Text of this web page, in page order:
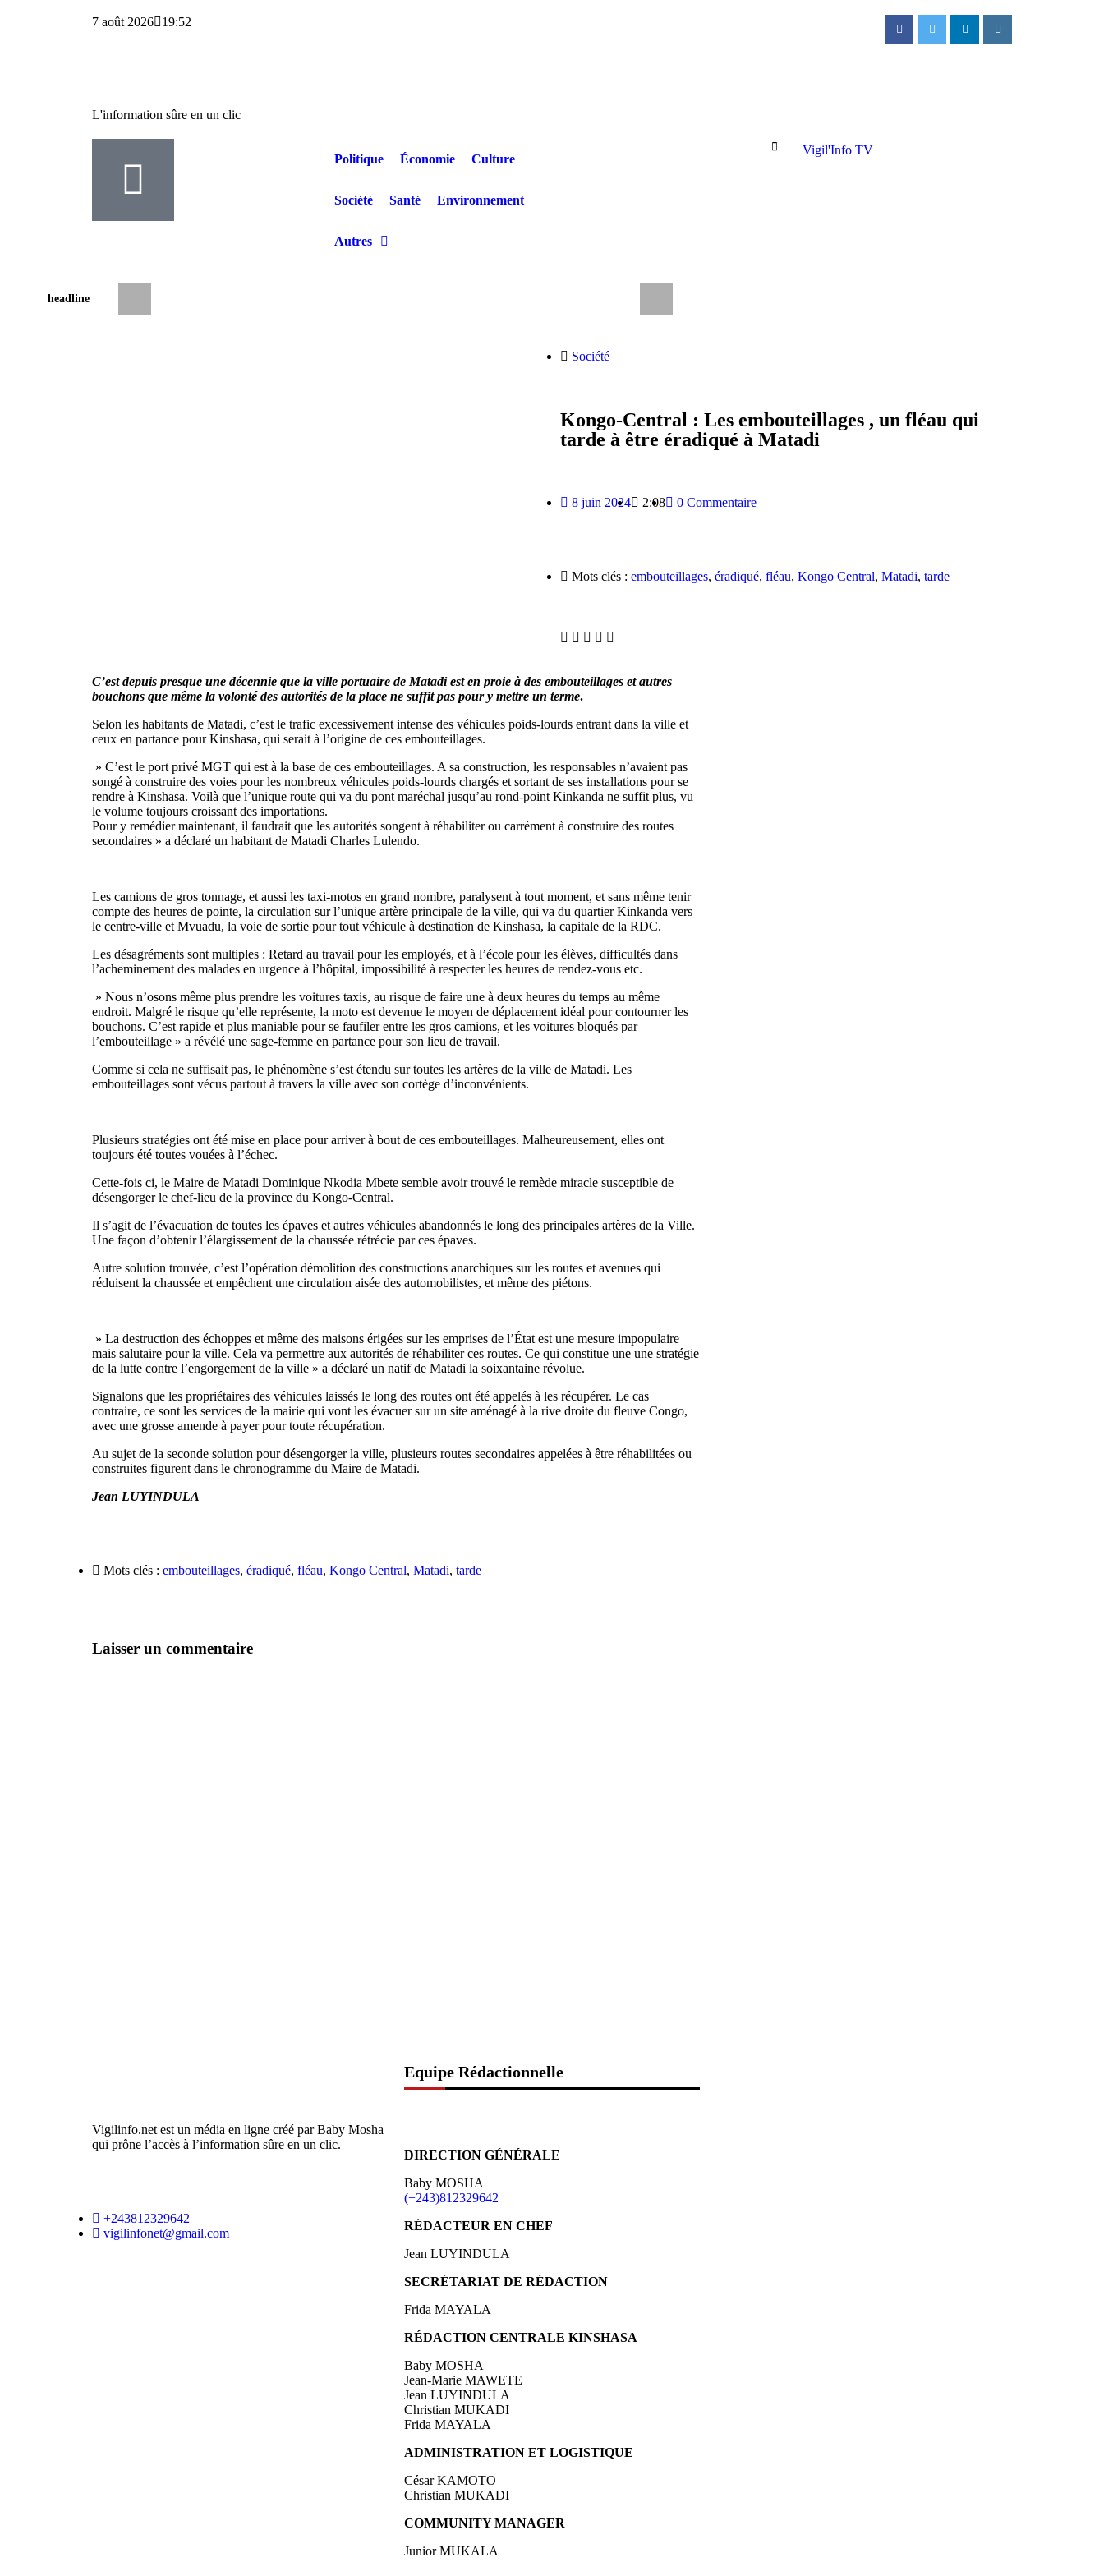
7 août 2026 19:52
L'information sûre en un clic
Politique Économie Culture
Société Santé Environnement
Autres
Vigil'Info TV
headline
Société
Kongo-Central : Les embouteillages , un fléau qui
tarde à être éradiqué à Matadi
8 juin 2024 2:08 0 Commentaire
Mots clés : embouteillages, éradiqué, fléau, Kongo Central, Matadi, tarde
C’est depuis presque une décennie que la ville portuaire de Matadi est en proie à des embouteillages et autres
bouchons que même la volonté des autorités de la place ne suffit pas pour y mettre un terme.
Selon les habitants de Matadi, c’est le trafic excessivement intense des véhicules poids-lourds entrant dans la ville et
ceux en partance pour Kinshasa, qui serait à l’origine de ces embouteillages.
» C’est le port privé MGT qui est à la base de ces embouteillages. A sa construction, les responsables n’avaient pas
songé à construire des voies pour les nombreux véhicules poids-lourds chargés et sortant de ses installations pour se
rendre à Kinshasa. Voilà que l’unique route qui va du pont maréchal jusqu’au rond-point Kinkanda ne suffit plus, vu
le volume toujours croissant des importations.
Pour y remédier maintenant, il faudrait que les autorités songent à réhabiliter ou carrément à construire des routes
secondaires » a déclaré un habitant de Matadi Charles Lulendo.
Les camions de gros tonnage, et aussi les taxi-motos en grand nombre, paralysent à tout moment, et sans même tenir
compte des heures de pointe, la circulation sur l’unique artère principale de la ville, qui va du quartier Kinkanda vers
le centre-ville et Mvuadu, la voie de sortie pour tout véhicule à destination de Kinshasa, la capitale de la RDC.
Les désagréments sont multiples : Retard au travail pour les employés, et à l’école pour les élèves, difficultés dans
l’acheminement des malades en urgence à l’hôpital, impossibilité à respecter les heures de rendez-vous etc.
» Nous n’osons même plus prendre les voitures taxis, au risque de faire une à deux heures du temps au même
endroit. Malgré le risque qu’elle représente, la moto est devenue le moyen de déplacement idéal pour contourner les
bouchons. C’est rapide et plus maniable pour se faufiler entre les gros camions, et les voitures bloqués par
l’embouteillage » a révélé une sage-femme en partance pour son lieu de travail.
Comme si cela ne suffisait pas, le phénomène s’est étendu sur toutes les artères de la ville de Matadi. Les
embouteillages sont vécus partout à travers la ville avec son cortège d’inconvénients.
Plusieurs stratégies ont été mise en place pour arriver à bout de ces embouteillages. Malheureusement, elles ont
toujours été toutes vouées à l’échec.
Cette-fois ci, le Maire de Matadi Dominique Nkodia Mbete semble avoir trouvé le remède miracle susceptible de
désengorger le chef-lieu de la province du Kongo-Central.
Il s’agit de l’évacuation de toutes les épaves et autres véhicules abandonnés le long des principales artères de la Ville.
Une façon d’obtenir l’élargissement de la chaussée rétrécie par ces épaves.
Autre solution trouvée, c’est l’opération démolition des constructions anarchiques sur les routes et avenues qui
réduisent la chaussée et empêchent une circulation aisée des automobilistes, et même des piétons.
» La destruction des échoppes et même des maisons érigées sur les emprises de l’État est une mesure impopulaire
mais salutaire pour la ville. Cela va permettre aux autorités de réhabiliter ces routes. Ce qui constitue une une stratégie
de la lutte contre l’engorgement de la ville » a déclaré un natif de Matadi la soixantaine révolue.
Signalons que les propriétaires des véhicules laissés le long des routes ont été appelés à les récupérer. Le cas
contraire, ce sont les services de la mairie qui vont les évacuer sur un site aménagé à la rive droite du fleuve Congo,
avec une grosse amende à payer pour toute récupération.
Au sujet de la seconde solution pour désengorger la ville, plusieurs routes secondaires appelées à être réhabilitées ou
construites figurent dans le chronogramme du Maire de Matadi.
Jean LUYINDULA
Mots clés : embouteillages, éradiqué, fléau, Kongo Central, Matadi, tarde
Laisser un commentaire
Vigilinfo.net est un média en ligne créé par Baby Mosha
qui prône l’accès à l’information sûre en un clic.
+243812329642
vigilinfonet@gmail.com
Equipe Rédactionnelle
DIRECTION GÉNÉRALE
Baby MOSHA
(+243)812329642
RÉDACTEUR EN CHEF
Jean LUYINDULA
SECRÉTARIAT DE RÉDACTION
Frida MAYALA
RÉDACTION CENTRALE KINSHASA
Baby MOSHA
Jean-Marie MAWETE
Jean LUYINDULA
Christian MUKADI
Frida MAYALA
ADMINISTRATION ET LOGISTIQUE
César KAMOTO
Christian MUKADI
COMMUNITY MANAGER
Junior MUKALA